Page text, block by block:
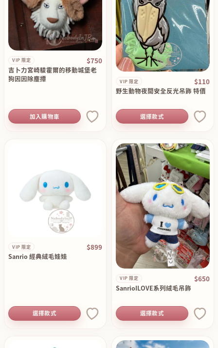
VIP 限定 $750
吉卜力宮崎駿霍爾的移動城堡老
狗因因除塵撢
加入購物車
VIP 限定 $110
野生動物夜間安全反光吊飾 特價
選擇款式
VIP 限定 $899
Sanrio 經典絨毛娃娃
選擇款式
VIP 限定 $650
SanrioILOVE系列絨毛吊飾
選擇款式